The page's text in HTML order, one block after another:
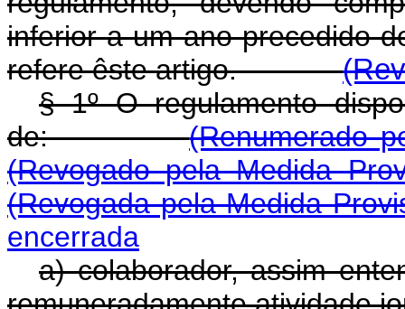
inferior a um ano precedido
refere êste artigo.
§ 1º O regulamento
de:(Renumerado
(Revogado pela Medida
(Revogada pela Medida
encerrada
a) colaborador, assim